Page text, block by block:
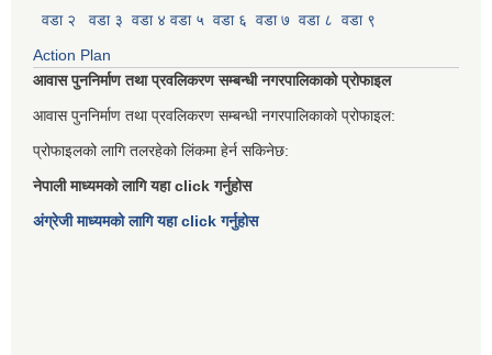
वडा २
वडा ३ वडा ४ वडा ५ वडा ६ वडा ७ वडा ८ वडा ९
Action Plan
आवास पुननिर्माण तथा प्रवलिकरण सम्बन्धी नगरपालिकाको प्रोफाइल
आवास पुननिर्माण तथा प्रवलिकरण सम्बन्धी नगरपालिकाको प्रोफाइल:
प्रोफाइलको लागि तलरहेको लिंकमा हेर्न सकिनेछ:
नेपाली माध्यमको लागि यहा click गर्नुहोस
अंग्रेजी माध्यमको लागि यहा click गर्नुहोस